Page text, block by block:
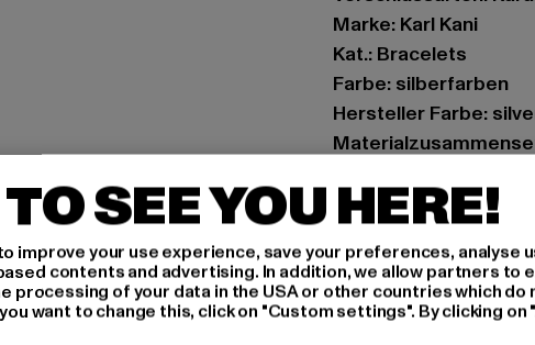
Marke: Karl Kani
Kat.: Bracelets
Farbe: silberfarben
Hersteller Farbe:
Hersteller: Urban
Schanzenstraße 41 |
SEE YOU HERE!
improve your use experience, save your preferences, analyse
contents and advertising. In addition, we allow partners to
processing of your data in the USA or other countries which do
want to change this, click on "Custom settings". By clicking